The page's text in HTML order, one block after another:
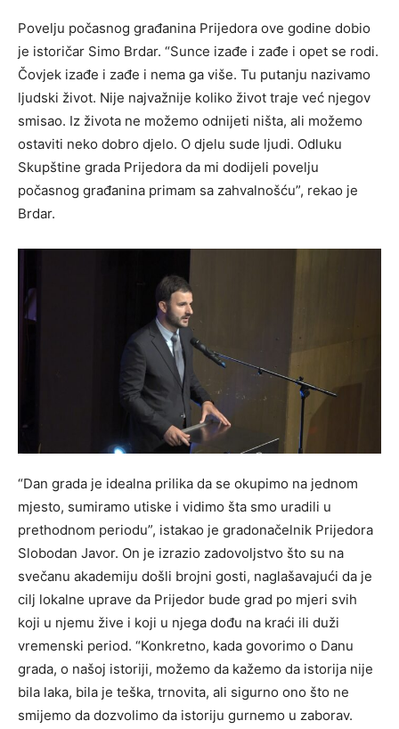
Povelju počasnog građanina Prijedora ove godine dobio
je istoričar Simo Brdar. “Sunce izađe i zađe i opet se rodi.
Čovjek izađe i zađe i nema ga više. Tu putanju nazivamo
ljudski život. Nije najvažnije koliko život traje već njegov
smisao. Iz života ne možemo odnijeti ništa, ali možemo
ostaviti neko dobro djelo. O djelu sude ljudi. Odluku
Skupštine grada Prijedora da mi dodijeli povelju
počasnog građanina primam sa zahvalnošću”, rekao je
Brdar.
“Dan grada je idealna prilika da se okupimo na jednom
mjesto, sumiramo utiske i vidimo šta smo uradili u
prethodnom periodu”, istakao je gradonačelnik Prijedora
Slobodan Javor. On je izrazio zadovoljstvo što su na
svečanu akademiju došli brojni gosti, naglašavajući da je
cilj lokalne uprave da Prijedor bude grad po mjeri svih
koji u njemu žive i koji u njega dođu na kraći ili duži
vremenski period. “Konkretno, kada govorimo o Danu
grada, o našoj istoriji, možemo da kažemo da istorija nije
bila laka, bila je teška, trnovita, ali sigurno ono što ne
smijemo da dozvolimo da istoriju gurnemo u zaborav.